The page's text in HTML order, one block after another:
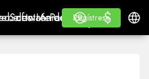
con IA
con IA
electrónico
electrónico
Software de contabilidad
Software de contabilidad
Para
Para Revendedores
MARCA BLANCA
Aprender
Aprender
Regístrese
Regístrese
Inicio de sesión
$
$